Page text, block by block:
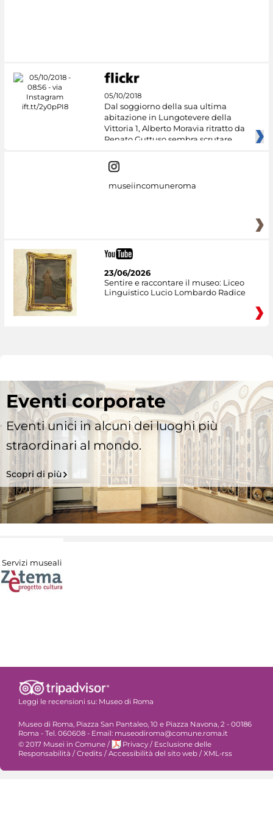
05/10/2018
Dal soggiorno della sua ultima
abitazione in Lungotevere della
Vittoria 1, Alberto Moravia ritratto da
Renato Guttuso sembra scrutare
museiincomuneroma
23/06/2026
Sentire e raccontare il museo: Liceo
Linguistico Lucio Lombardo Radice
Eventi corporate
Eventi unici in alcuni dei luoghi più
straordinari al mondo.
Scopri di più
Servizi museali
Leggi le recensioni su: Museo di Roma
Museo di Roma, Piazza San Pantaleo, 10 e Piazza Navona, 2 - 00186
Roma - Tel. 060608 - Email: museodiroma@comune.roma.it
© 2017 Musei in Comune / Privacy / Esclusione delle
Responsabilità /Credits /Accessibilità del sito web /XML-rss